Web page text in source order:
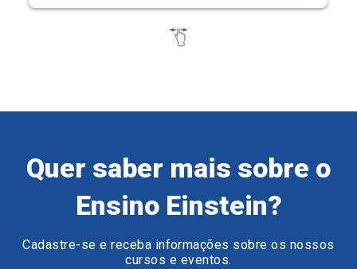
Quer saber mais sobre o
Ensino Einstein?
Cadastre-se e receba informações sobre os nossos
cursos e eventos.